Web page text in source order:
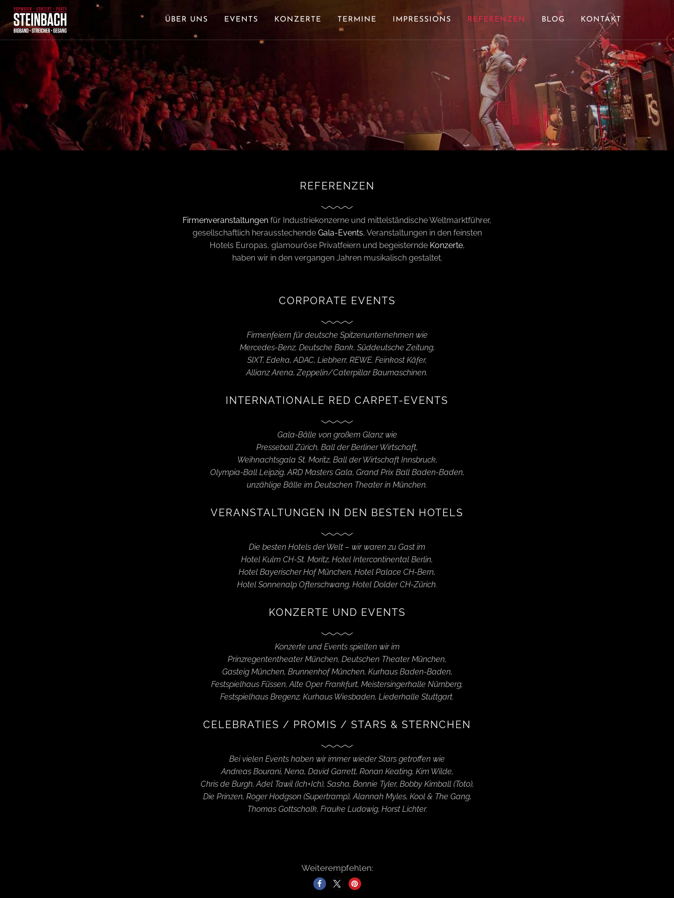
ÜBER UNS EVENTS KONZERTE TERMINE IMPRESSIONS REFERENZEN BLOG KONTAKT
REFERENZEN
Firmenveranstaltungen für Industriekonzerne und mittelständische Weltmarktführer,
gesellschaftlich herausstechende Gala-Events, Veranstaltungen in den feinsten
Hotels Europas, glamouröse Privatfeiern und begeisternde Konzerte,
haben wir in den vergangen Jahren musikalisch gestaltet.
CORPORATE EVENTS
Firmenfeiern für deutsche Spitzenunternehmen wie
Mercedes-Benz, Deutsche Bank, Süddeutsche Zeitung,
SIXT, Edeka, ADAC, Liebherr, REWE, Feinkost Käfer,
Allianz Arena, Zeppelin/Caterpillar Baumaschinen.
INTERNATIONALE RED CARPET-EVENTS
Gala-Bälle von großem Glanz wie
Presseball Zürich, Ball der Berliner Wirtschaft,
Weihnachtsgala St. Moritz, Ball der Wirtschaft Innsbruck,
Olympia-Ball Leipzig, ARD Masters Gala, Grand Prix Ball Baden-Baden,
unzählige Bälle im Deutschen Theater in München.
VERANSTALTUNGEN IN DEN BESTEN HOTELS
Die besten Hotels der Welt – wir waren zu Gast im
Hotel Kulm CH-St. Moritz, Hotel Intercontinental Berlin,
Hotel Bayerischer Hof München, Hotel Palace CH-Bern,
Hotel Sonnenalp Ofterschwang, Hotel Dolder CH-Zürich.
KONZERTE UND EVENTS
Konzerte und Events spielten wir im
Prinzregententheater München, Deutschen Theater München,
Gasteig München, Brunnenhof München, Kurhaus Baden-Baden,
Festspielhaus Füssen, Alte Oper Frankfurt, Meistersingerhalle Nürnberg,
Festspielhaus Bregenz, Kurhaus Wiesbaden, Liederhalle Stuttgart.
CELEBRATIES / PROMIS / STARS & STERNCHEN
Bei vielen Events haben wir immer wieder Stars getroffen wie
Andreas Bourani, Nena, David Garrett, Ronan Keating, Kim Wilde,
Chris de Burgh, Adel Tawil (Ich+Ich), Sasha, Bonnie Tyler, Bobby Kimball (Toto),
Die Prinzen, Roger Hodgson (Supertramp), Alannah Myles, Kool & The Gang,
Thomas Gottschalk, Frauke Ludowig, Horst Lichter.
Weiterempfehlen: